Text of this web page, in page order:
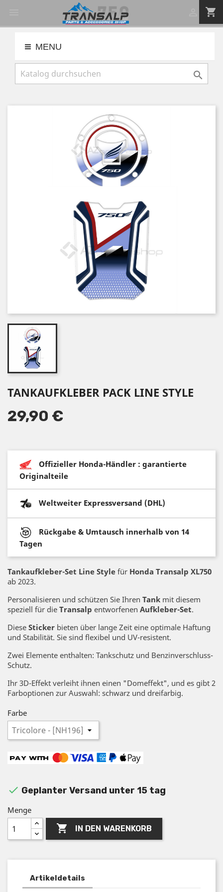
shopping_cart
MENU

TANKAUFKLEBER PACK LINE STYLE
29,90 €
Offizieller Honda-Händler : garantierte
Originalteile
Weltweiter Expressversand (DHL)
Rückgabe & Umtausch innerhalb von 14
Tagen
Tankaufkleber-Set Line Style für Honda Transalp XL750
ab 2023.
Personalisieren und schützen Sie Ihren Tank mit diesem
speziell für die Transalp entworfenen Aufkleber-Set.
Diese Sticker bieten über lange Zeit eine optimale Haftung
und Stabilität. Sie sind flexibel und UV-resistent.
Zwei Elemente enthalten: Tankschutz und Benzinverschluss-
Schutz.
Ihr 3D-Effekt verleiht ihnen einen "Domeffekt", und es gibt 2
Farboptionen zur Auswahl: schwarz und dreifarbig.
Farbe
 Geplanter Versand unter 15 tag
Menge
 IN DEN WARENKORB
Artikeldetails